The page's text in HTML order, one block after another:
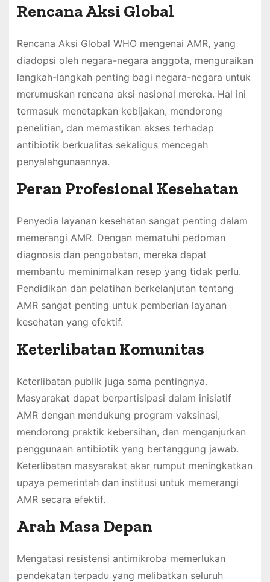
Rencana Aksi Global
Rencana Aksi Global WHO mengenai AMR, yang
diadopsi oleh negara-negara anggota, menguraikan
langkah-langkah penting bagi negara-negara untuk
merumuskan rencana aksi nasional mereka. Hal ini
termasuk menetapkan kebijakan, mendorong
penelitian, dan memastikan akses terhadap
antibiotik berkualitas sekaligus mencegah
penyalahgunaannya.
Peran Profesional Kesehatan
Penyedia layanan kesehatan sangat penting dalam
memerangi AMR. Dengan mematuhi pedoman
diagnosis dan pengobatan, mereka dapat
membantu meminimalkan resep yang tidak perlu.
Pendidikan dan pelatihan berkelanjutan tentang
AMR sangat penting untuk pemberian layanan
kesehatan yang efektif.
Keterlibatan Komunitas
Keterlibatan publik juga sama pentingnya.
Masyarakat dapat berpartisipasi dalam inisiatif
AMR dengan mendukung program vaksinasi,
mendorong praktik kebersihan, dan menganjurkan
penggunaan antibiotik yang bertanggung jawab.
Keterlibatan masyarakat akar rumput meningkatkan
upaya pemerintah dan institusi untuk memerangi
AMR secara efektif.
Arah Masa Depan
Mengatasi resistensi antimikroba memerlukan
pendekatan terpadu yang melibatkan seluruh